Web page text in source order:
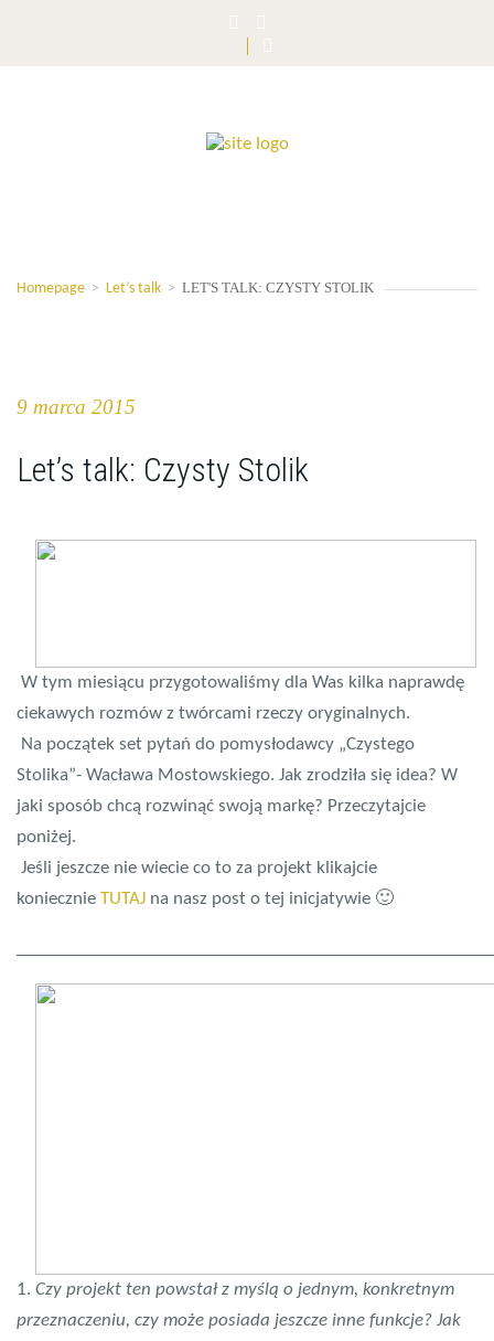
Homepage > Let’s talk > LET'S TALK: CZYSTY STOLIK
9 marca 2015
Let’s talk: Czysty Stolik
W tym miesiącu przygotowaliśmy dla Was kilka naprawdę
ciekawych rozmów z twórcami rzeczy oryginalnych.
Na początek set pytań do pomysłodawcy „Czystego
Stolika”- Wacława Mostowskiego. Jak zrodziła się idea? W
jaki sposób chcą rozwinąć swoją markę? Przeczytajcie
poniżej.
Jeśli jeszcze nie wiecie co to za projekt klikajcie
koniecznie TUTAJ na nasz post o tej inicjatywie 🙂
1. Czy projekt ten powstał z myślą o jednym, konkretnym
przeznaczeniu, czy może posiada jeszcze inne funkcje? Jak